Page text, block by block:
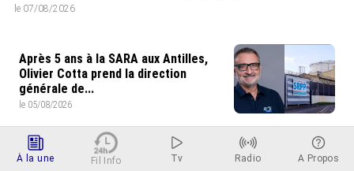
le 07/08/2026
Après 5 ans à la SARA aux Antilles,
Olivier Cotta prend la direction
générale de...
le 05/08/2026
En juin 2026, les prix à la
consommation diminuent à
À la une Fil Info Tv Radio A Propos